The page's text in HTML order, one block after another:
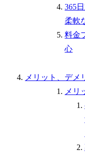
365
柔軟
料金
心
メリット、デメ
メリ